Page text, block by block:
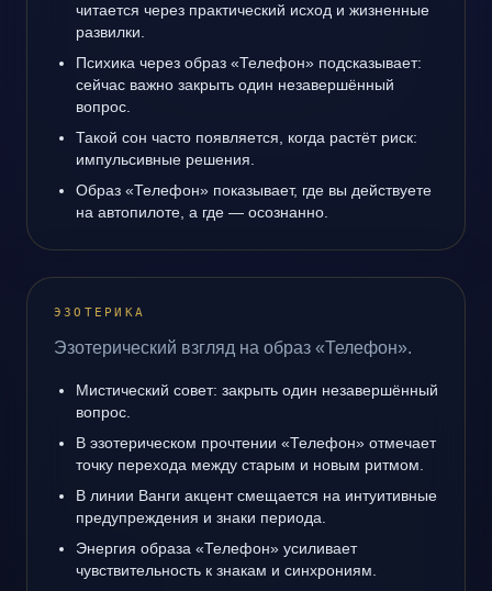
читается через практический исход и жизненные
развилки.
Психика через образ «Телефон» подсказывает:
сейчас важно закрыть один незавершённый
вопрос.
Такой сон часто появляется, когда растёт риск:
импульсивные решения.
Образ «Телефон» показывает, где вы действуете
на автопилоте, а где — осознанно.
ЭЗОТЕРИКА
Эзотерический взгляд на образ «Телефон».
Мистический совет: закрыть один незавершённый
вопрос.
В эзотерическом прочтении «Телефон» отмечает
точку перехода между старым и новым ритмом.
В линии Ванги акцент смещается на интуитивные
предупреждения и знаки периода.
Энергия образа «Телефон» усиливает
чувствительность к знакам и синхрониям.